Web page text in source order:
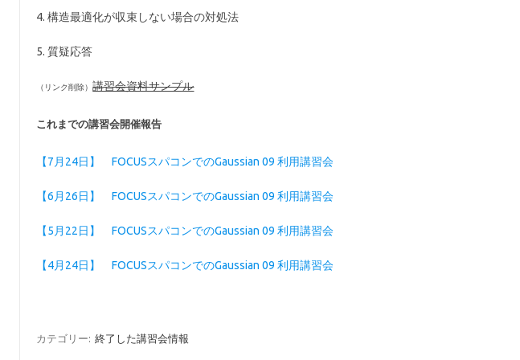
4. 構造最適化が収束しない場合の対処法
5. 質疑応答
講習会資料サンプル
これまでの講習会開催報告
【7月24日】 FOCUSスパコンでのGaussian 09 利用講習会
【6月26日】 FOCUSスパコンでのGaussian 09 利用講習会
【5月22日】 FOCUSスパコンでのGaussian 09 利用講習会
【4月24日】 FOCUSスパコンでのGaussian 09 利用講習会
カテゴリー: 終了した講習会情報